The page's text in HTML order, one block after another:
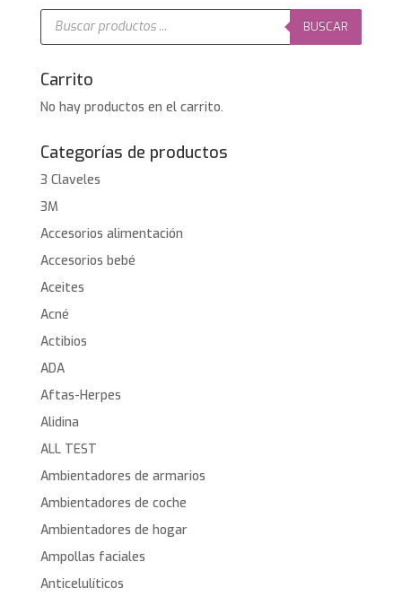
8,50€.6,80€.
Búsqueda
productos
BUSCAR
Carrito
No hay productos en el carrito.
Categorías de productos
3 Claveles
3M
Accesorios alimentación
Accesorios bebé
Aceites
Acné
Actibios
ADA
Aftas-Herpes
Alidina
ALL TEST
Ambientadores de armarios
Ambientadores de coche
Ambientadores de hogar
Ampollas faciales
Anticelulíticos